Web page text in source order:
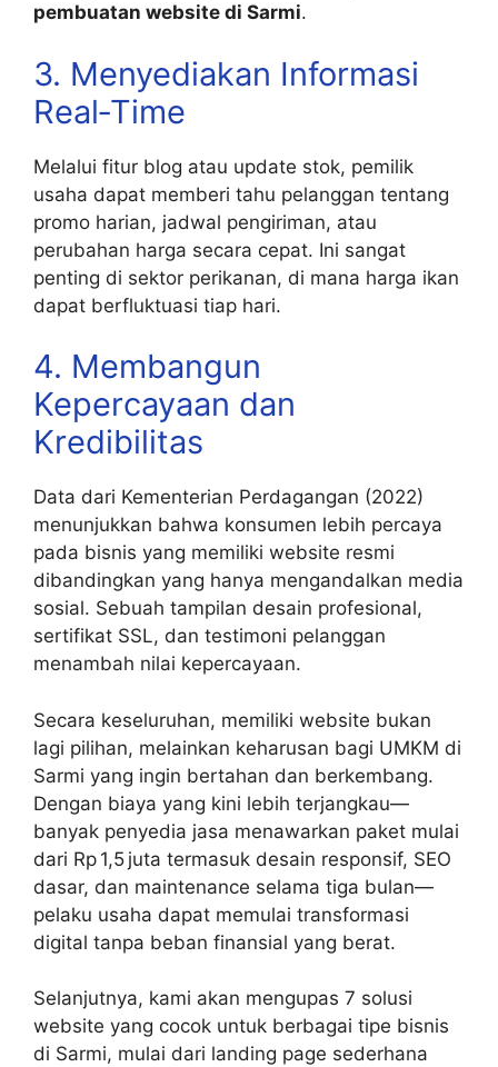
pembuatan website di Sarmi.
3. Menyediakan Informasi
Real‑Time
Melalui fitur blog atau update stok, pemilik
usaha dapat memberi tahu pelanggan tentang
promo harian, jadwal pengiriman, atau
perubahan harga secara cepat. Ini sangat
penting di sektor perikanan, di mana harga ikan
dapat berfluktuasi tiap hari.
4. Membangun
Kepercayaan dan
Kredibilitas
Data dari Kementerian Perdagangan (2022)
menunjukkan bahwa konsumen lebih percaya
pada bisnis yang memiliki website resmi
dibandingkan yang hanya mengandalkan media
sosial. Sebuah tampilan desain profesional,
sertifikat SSL, dan testimoni pelanggan
menambah nilai kepercayaan.
Secara keseluruhan, memiliki website bukan
lagi pilihan, melainkan keharusan bagi UMKM di
Sarmi yang ingin bertahan dan berkembang.
Dengan biaya yang kini lebih terjangkau—
banyak penyedia jasa menawarkan paket mulai
dari Rp 1,5 juta termasuk desain responsif, SEO
dasar, dan maintenance selama tiga bulan—
pelaku usaha dapat memulai transformasi
digital tanpa beban finansial yang berat.
Selanjutnya, kami akan mengupas 7 solusi
website yang cocok untuk berbagai tipe bisnis
di Sarmi, mulai dari landing page sederhana